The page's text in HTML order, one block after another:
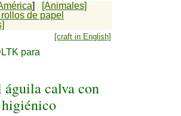
]
[Animales]
de papel
[craft in English]
para
calva con